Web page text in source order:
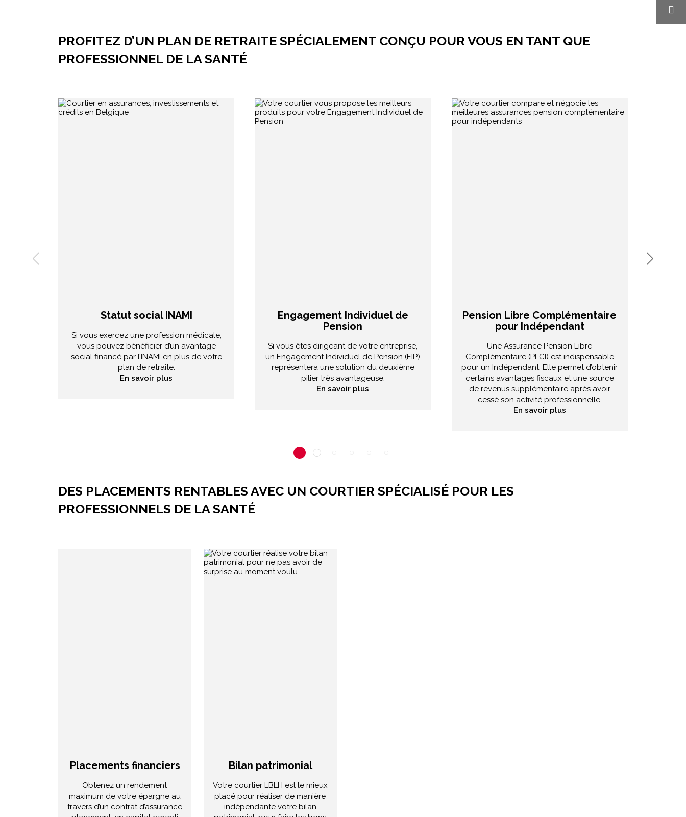
PROFITEZ D’UN PLAN DE RETRAITE SPÉCIALEMENT CONÇU POUR VOUS EN TANT QUE
PROFESSIONNEL DE LA SANTÉ
Statut social INAMI
Si vous exercez une profession médicale,
vous pouvez bénéficier d’un avantage
social financé par l’INAMI en plus de votre
plan de retraite.
En savoir plus
Engagement Individuel de
Pension
Si vous êtes dirigeant de votre entreprise,
un Engagement Individuel de Pension (EIP)
représentera une solution du deuxième
pilier très avantageuse.
En savoir plus
Pension Libre Complémentaire
pour Indépendant
Une Assurance Pension Libre
Complémentaire (PLCI) est indispensable
pour un Indépendant. Elle permet d’obtenir
certains avantages fiscaux et une source
de revenus supplémentaire après avoir
cessé son activité professionnelle.
En savoir plus
DES PLACEMENTS RENTABLES AVEC UN COURTIER SPÉCIALISÉ POUR LES
PROFESSIONNELS DE LA SANTÉ
Placements financiers
Obtenez un rendement
maximum de votre épargne au
travers d’un contrat d’assurance
Bilan patrimonial
Votre courtier LBLH est le mieux
placé pour réaliser de manière
indépendante votre bilan